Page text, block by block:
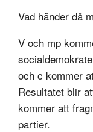
Vad händer då
V och mp
och c kommer
Resultatet blir
kommer att
partier.